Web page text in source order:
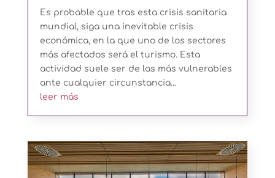
Es probable que tras esta crisis sanitaria
mundial, siga una inevitable crisis
económica, en la que uno de los sectores
más afectados será el turismo. Esta
actividad suele ser de las más vulnerables
ante cualquier circunstancia...
leer más